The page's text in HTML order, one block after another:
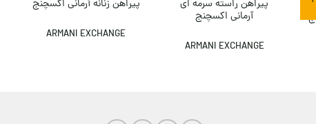
پیراهن راسته سرمه ای
آرمانی اکسچنج
ARMANI EXCHANGE
پیراهن زنانه آرمانی اکسچنج
ARMANI EXCHANGE